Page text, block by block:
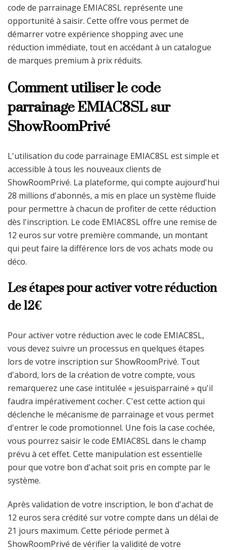
code de parrainage EMIAC8SL représente une
opportunité à saisir. Cette offre vous permet de
démarrer votre expérience shopping avec une
réduction immédiate, tout en accédant à un catalogue
de marques premium à prix réduits.
Comment utiliser le code
parrainage EMIAC8SL sur
ShowRoomPrivé
L'utilisation du code parrainage EMIAC8SL est simple et
accessible à tous les nouveaux clients de
ShowRoomPrivé. La plateforme, qui compte aujourd'hui
28 millions d'abonnés, a mis en place un système fluide
pour permettre à chacun de profiter de cette réduction
dès l'inscription. Le code EMIAC8SL offre une remise de
12 euros sur votre première commande, un montant
qui peut faire la différence lors de vos achats mode ou
déco.
Les étapes pour activer votre réduction
de 12€
Pour activer votre réduction avec le code EMIAC8SL,
vous devez suivre un processus en quelques étapes
lors de votre inscription sur ShowRoomPrivé. Tout
d'abord, lors de la création de votre compte, vous
remarquerez une case intitulée « jesuisparrainé » qu'il
faudra impérativement cocher. C'est cette action qui
déclenche le mécanisme de parrainage et vous permet
d'entrer le code promotionnel. Une fois la case cochée,
vous pourrez saisir le code EMIAC8SL dans le champ
prévu à cet effet. Cette manipulation est essentielle
pour que votre bon d'achat soit pris en compte par le
système.
Après validation de votre inscription, le bon d'achat de
12 euros sera crédité sur votre compte dans un délai de
21 jours maximum. Cette période permet à
ShowRoomPrivé de vérifier la validité de votre